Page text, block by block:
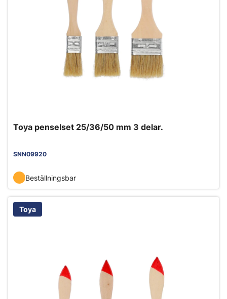
Toya penselset 25/36/50 mm 3 delar.
SNN09920
Beställningsbar
Toya